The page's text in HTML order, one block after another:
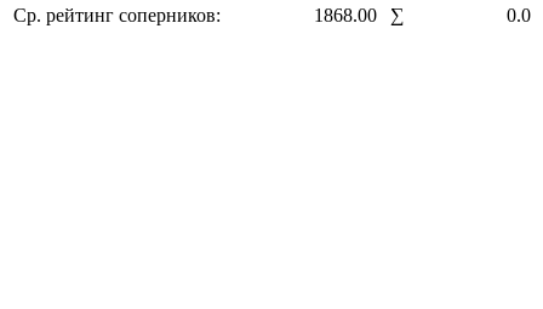
Ср. рейтинг соперников:
1868.00 ∑ 0.0